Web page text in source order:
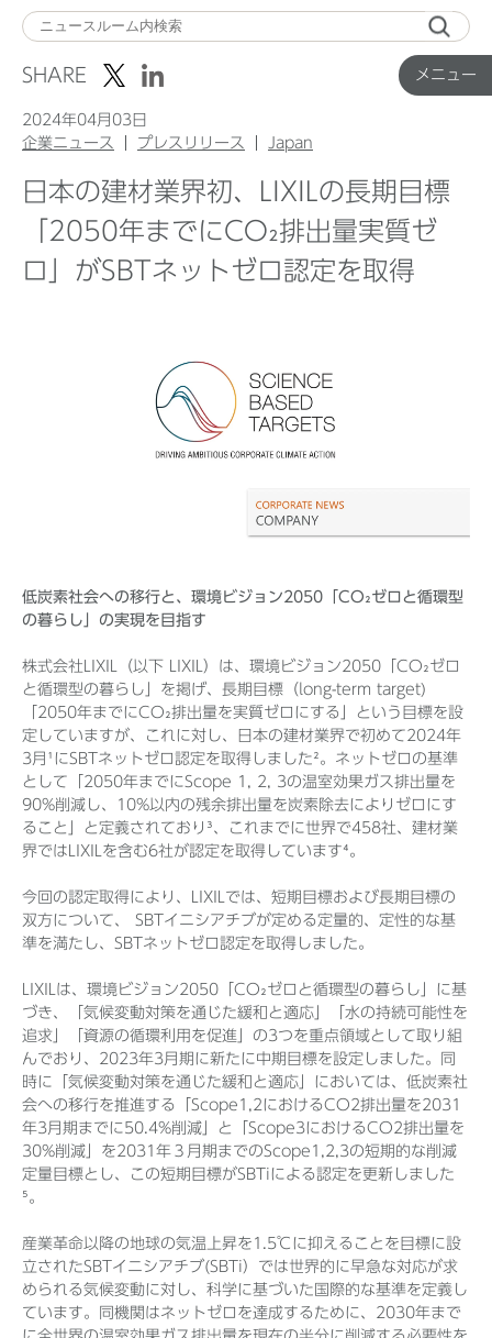
メニュー
ニ
ュ
Top
企業ニュース
グローバル製品ニュース
企業ニュースアーカイブ
製品ニュースアーカイブ
SHARE
2024年04月03日
企業ニュース
プレスリリース Japan
日本の建材業界初、LIXILの長期目標
「2050年までにCO₂排出量実質ゼ
ロ」がSBTネットゼロ認定を取得
低炭素社会への移行と、環境ビジョン2050「CO₂ゼロと循環型
の暮らし」の実現を目指す
株式会社LIXIL（以下 LIXIL）は、環境ビジョン2050「CO₂ゼロ
と循環型の暮らし」を掲げ、長期目標（long-term target)
「2050年までにCO₂排出量を実質ゼロにする」という目標を設
定していますが、これに対し、日本の建材業界で初めて2024年
3月¹にSBTネットゼロ認定を取得しました²。ネットゼロの基準
として「2050年までにScope 1, 2, 3の温室効果ガス排出量を
90%削減し、10%以内の残余排出量を炭素除去によりゼロにす
ること」と定義されており³、これまでに世界で458社、建材業
界ではLIXILを含む6社が認定を取得しています⁴。
今回の認定取得により、LIXILでは、短期目標および長期目標の
双方について、 SBTイニシアチブが定める定量的、定性的な基
準を満たし、SBTネットゼロ認定を取得しました。
LIXILは、環境ビジョン2050「CO₂ゼロと循環型の暮らし」に基
づき、「気候変動対策を通じた緩和と適応」「水の持続可能性を
追求」「資源の循環利用を促進」の3つを重点領域として取り組
んでおり、2023年3月期に新たに中期目標を設定しました。同
時に「気候変動対策を通じた緩和と適応」においては、低炭素社
会への移行を推進する「Scope1,2におけるCO2排出量を2031
年3月期までに50.4%削減」と「Scope3におけるCO2排出量を
30%削減」を2031年３月期までのScope1,2,3の短期的な削減
定量目標とし、この短期目標がSBTiによる認定を更新しました
⁵。
産業革命以降の地球の気温上昇を1.5℃に抑えることを目標に設
立されたSBTイニシアチブ(SBTi）では世界的に早急な対応が求
められる気候変動に対し、科学に基づいた国際的な基準を定義し
ています。同機関はネットゼロを達成するために、2030年まで